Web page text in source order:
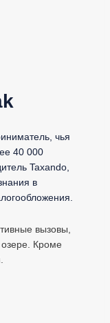
чья
40 000
Taxando,
в
вызовы,
озере. Кроме